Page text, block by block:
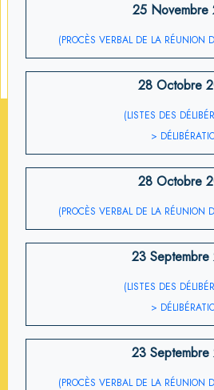
25 Novembre
(PROCÈS VERBAL DE LA RÉUNION
28 Octobre
(LISTES DES
>
28 Octobre
(PROCÈS VERBAL DE LA RÉUNION
23
(LISTES DES
>
23
(PROCÈS VERBAL DE LA RÉUNION